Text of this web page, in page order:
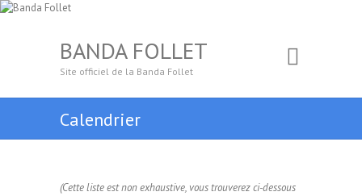
BANDA FOLLET
Site officiel de la Banda Follet
Calendrier
(Cette liste est non exhaustive, vous trouverez ci-dessous